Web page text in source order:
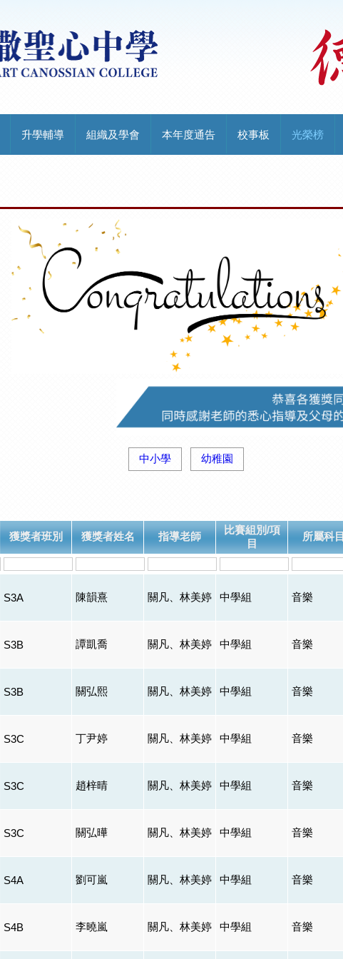
升學輔導 組織及學會 本年度通告 校事板 光榮榜
中小學 幼稚園
獲獎者班別 獲獎者姓名 指導老師
比賽組別/項
目
所屬科目
S3A 陳韻熹 關凡、林美婷 中學組 音樂
S3B 譚凱喬 關凡、林美婷 中學組 音樂
S3B 關弘熙 關凡、林美婷 中學組 音樂
S3C 丁尹婷 關凡、林美婷 中學組 音樂
S3C 趙梓晴 關凡、林美婷 中學組 音樂
S3C 關弘曄 關凡、林美婷 中學組 音樂
S4A 劉可嵐 關凡、林美婷 中學組 音樂
S4B 李曉嵐 關凡、林美婷 中學組 音樂